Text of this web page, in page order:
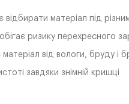
матеріал під
ризику перехресного
від вологи, бруду і
завдяки знімній кришці